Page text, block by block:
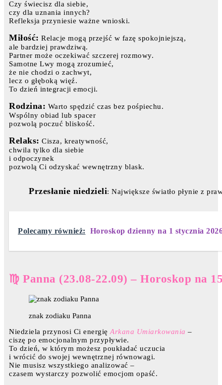
Czy świecisz dla siebie,
czy dla uznania innych?
Refleksja przyniesie ważne wnioski.
Miłość: Relacje mogą przejść w fazę spokojniejszą,
ale bardziej prawdziwą.
Partner może oczekiwać szczerej rozmowy.
Samotne Lwy mogą zrozumieć,
że nie chodzi o zachwyt,
lecz o głęboką więź.
To dzień integracji emocji.
Rodzina: Warto spędzić czas bez pośpiechu.
Wspólny obiad lub spacer
pozwolą poczuć bliskość.
Relaks: Cisza, kreatywność,
chwila tylko dla siebie
i odpoczynek
pozwolą Ci odzyskać wewnętrzny blask.
Przesłanie niedzieli: Największe światło płynie z
Polecamy również: Horoskop dzienny na 1 stycznia
♍ Panna (23.08-22.09) – Horoskop na
znak zodiaku Panna
Niedziela przynosi Ci energię Arkana Umiarkowania –
ciszę po emocjonalnym przypływie.
To dzień, w którym możesz poukładać uczucia
i wrócić do swojej wewnętrznej równowagi.
Nie musisz wszystkiego analizować –
czasem wystarczy pozwolić emocjom opaść.